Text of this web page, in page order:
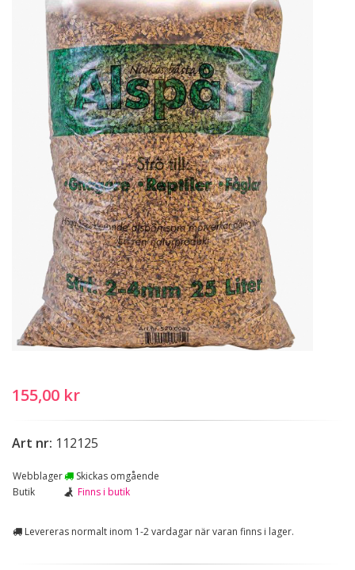
155,00 kr
Art nr: 112125
Webblager
Skickas omgående
Butik
Finns i butik
Levereras normalt inom 1-2 vardagar när varan finns i lager.